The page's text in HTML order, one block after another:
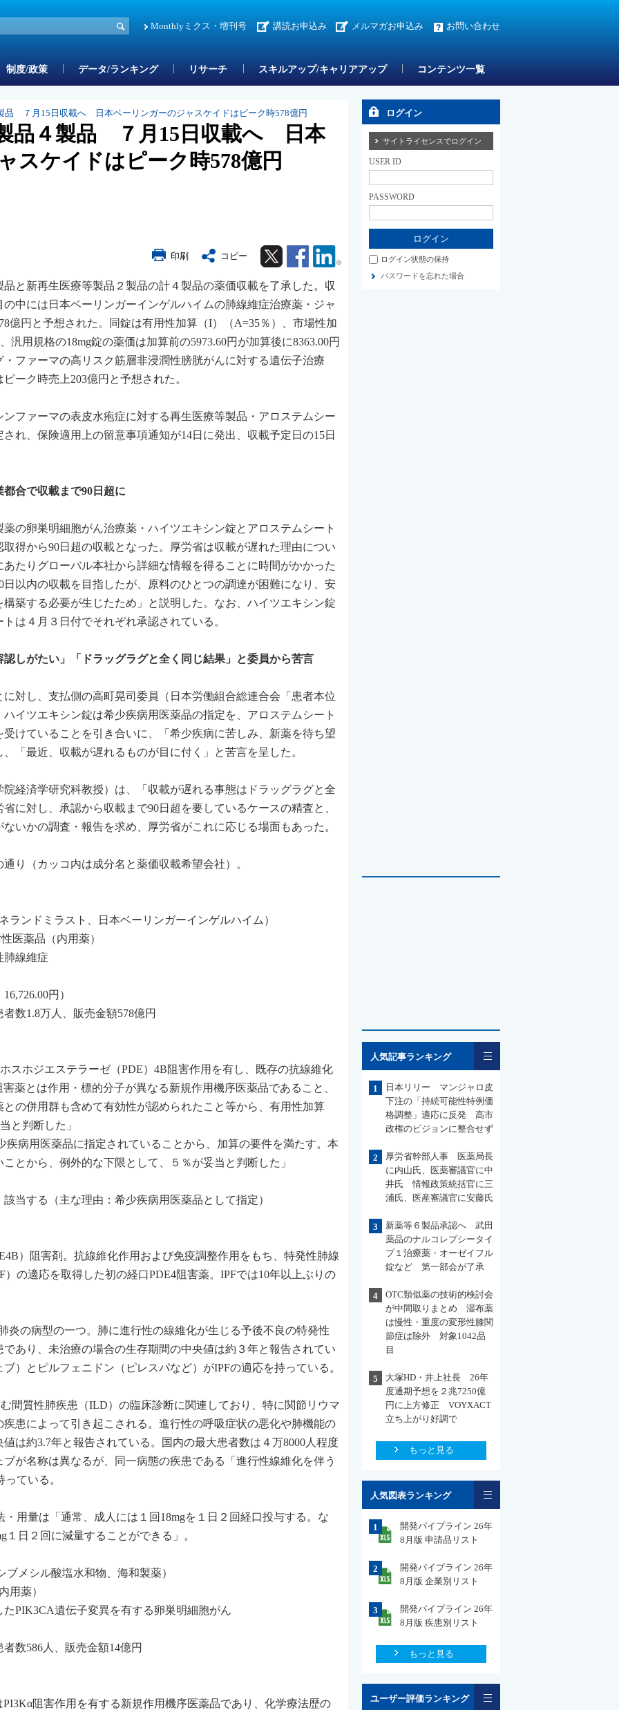
Monthlyミクス・増刊号 講読お申込み メルマガお申込み お問い合わせ
制度/政策 データ/ランキング リサーチ スキルアップ/キャリアアップ コンテンツ一覧
品 ７月15日収載へ 日本ベーリンガーのジャスケイドはピーク時578億円
品４製品 ７月15日収載へ 日本
スケイドはピーク時578億円
印刷 コピー Twitter Facebook Linkedin
と新再生医療等製品２製品の計４製品の薬価収載を了承した。収
中には日本ベーリンガーインゲルハイムの肺線維症治療薬・ジャ
億円と予想された。同錠は有用性加算（I）（A=35％）、市場性加
用規格の18mg錠の薬価は加算前の5973.60円が加算後に8363.00円
ファーマの高リスク筋層非浸潤性膀胱がんに対する遺伝子治療
ーク時売上203億円と予想された。
ファーマの表皮水疱症に対する再生医療等製品・アロステムシー
れ、保険適用上の留意事項通知が14日に発出、収載予定日の15日
合で収載まで90日超に
の卵巣明細胞がん治療薬・ハイツエキシン錠とアロステムシート
得から90日超の収載となった。厚労省は収載が遅れた理由につい
たりグローバル本社から詳細な情報を得ることに時間がかかった
以内の収載を目指したが、原料のひとつの調達が困難になり、安
築する必要が生じたため」と説明した。なお、ハイツエキシン錠
は４月３日付でそれぞれ承認されている。
しがたい」「ドラッグラグと全く同じ結果」と委員から苦言
対し、支払側の高町晃司委員（日本労働組合総連合会「患者本位
イツエキシン錠は希少疾病用医薬品の指定を、アロステムシート
けていることを引き合いに、「希少疾病に苦しみ、新薬を待ち望
「最近、収載が遅れるものが目に付く」と苦言を呈した。
経済学研究科教授）は、「収載が遅れる事態はドラッグラグと全
に対し、承認から収載まで90日超を要しているケースの精査と、
いかの調査・報告を求め、厚労省がこれに応じる場面もあった。
り（カッコ内は成分名と薬価収載希望会社）。
ランドミラスト、日本ベーリンガーインゲルハイム）
医薬品（内用薬）
肺線維症
円）
数1.8万人、販売金額578億円
スホジエステラーゼ（PDE）4B阻害作用を有し、既存の抗線維化
薬とは作用・標的分子が異なる新規作用機序医薬品であること、
の併用群も含めて有効性が認められたこと等から、有用性加算
と判断した」
病用医薬品に指定されていることから、加算の要件を満たす。本
とから、例外的な下限として、５％が妥当と判断した」
当する（主な理由：希少疾病用医薬品として指定）
）阻害剤。抗線維化作用および免疫調整作用をもち、特発性肺線
）の適応を取得した初の経口PDE4阻害薬。IPFでは10年以上ぶりの
炎の病型の一つ。肺に進行性の線維化が生じる予後不良の特発性
あり、未治療の場合の生存期間の中央値は約３年と報告されてい
）とピルフェニドン（ピレスパなど）がIPFの適応を持っている。
間質性肺疾患（ILD）の臨床診断に関連しており、特に関節リウマ
患によって引き起こされる。進行性の呼吸症状の悪化や肺機能の
は約3.7年と報告されている。国内の最大患者数は４万8000人程度
が名称は異なるが、同一病態の疾患である「進行性線維化を伴う
ている。
・用量は「通常、成人には１回18mgを１日２回経口投与する。な
日２回に減量することができる」。
ブメシル酸塩水和物、海和製薬）
用薬）
PIK3CA遺伝子変異を有する卵巣明細胞がん
数586人、販売金額14億円
阻害作用を有する新規作用機序医薬品であり、化学療法歴の
ログイン
サイトライセンスでログイン
USER ID
PASSWORD
ログイン状態の保持
パスワードを忘れた場合
人気記事ランキング
1
日本リリー マンジャロ皮
下注の「持続可能性特例価
格調整」適応に反発 高市
政権のビジョンに整合せず
2
厚労省幹部人事 医薬局長
に内山氏、医薬審議官に中
井氏 情報政策統括官に三
浦氏、医産審議官に安藤氏
3
新薬等６製品承認へ 武田
薬品のナルコレプシータイ
プ１治療薬・オーゼイフル
錠など 第一部会が了承
4
OTC類似薬の技術的検討会
が中間取りまとめ 湿布薬
は慢性・重度の変形性膝関
節症は除外 対象1042品
目
5
大塚HD・井上社長 26年
度通期予想を２兆7250億
円に上方修正 VOYXACT
立ち上がり好調で
もっと見る
人気図表ランキング
1
開発パイプライン 26年
8月版 申請品リスト
2
開発パイプライン 26年
8月版 企業別リスト
3
開発パイプライン 26年
8月版 疾患別リスト
もっと見る
ユーザー評価ランキング